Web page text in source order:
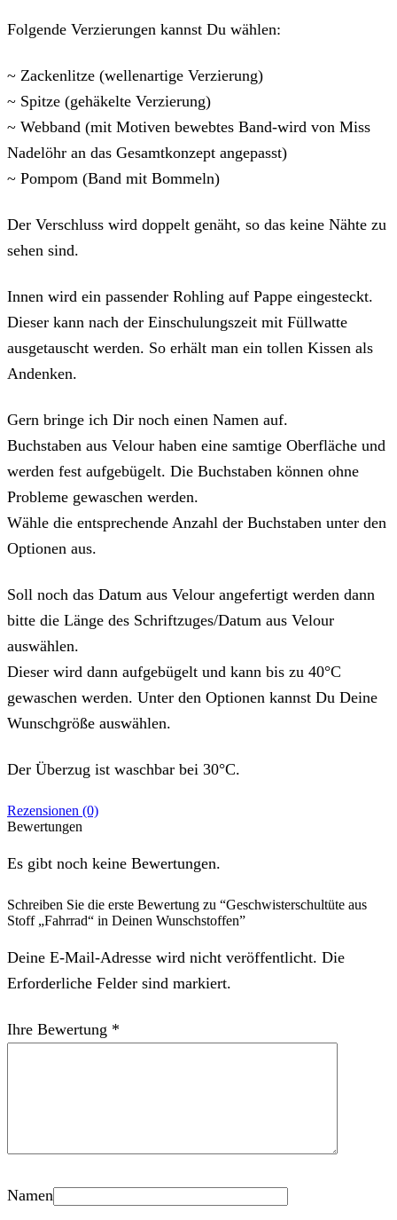
Folgende Verzierungen kannst Du wählen:
~ Zackenlitze (wellenartige Verzierung)
~ Spitze (gehäkelte Verzierung)
~ Webband (mit Motiven bewebtes Band-wird von Miss
Nadelöhr an das Gesamtkonzept angepasst)
~ Pompom (Band mit Bommeln)
Der Verschluss wird doppelt genäht, so das keine Nähte zu
sehen sind.
Innen wird ein passender Rohling auf Pappe eingesteckt.
Dieser kann nach der Einschulungszeit mit Füllwatte
ausgetauscht werden. So erhält man ein tollen Kissen als
Andenken.
Gern bringe ich Dir noch einen Namen auf.
Buchstaben aus Velour haben eine samtige Oberfläche und
werden fest aufgebügelt. Die Buchstaben können ohne
Probleme gewaschen werden.
Wähle die entsprechende Anzahl der Buchstaben unter den
Optionen aus.
Soll noch das Datum aus Velour angefertigt werden dann
bitte die Länge des Schriftzuges/Datum aus Velour
auswählen.
Dieser wird dann aufgebügelt und kann bis zu 40°C
gewaschen werden. Unter den Optionen kannst Du Deine
Wunschgröße auswählen.
Der Überzug ist waschbar bei 30°C.
Rezensionen (0)
Bewertungen
Es gibt noch keine Bewertungen.
Schreiben Sie die erste Bewertung zu “Geschwisterschultüte aus
Stoff „Fahrrad“ in Deinen Wunschstoffen”
Deine E-Mail-Adresse wird nicht veröffentlicht. Die
Erforderliche Felder sind markiert.
Ihre Bewertung *
Namen